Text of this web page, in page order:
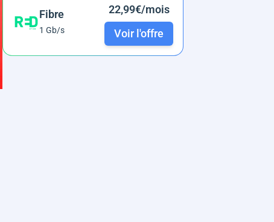
Fibre
1 Gb/s
22,99€/mois
Voir l'offre